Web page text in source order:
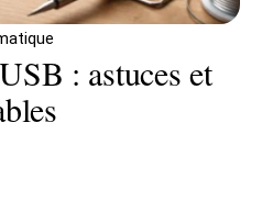
: astuces et